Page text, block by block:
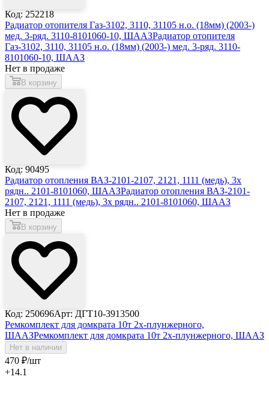
Код: 252218
Радиатор отопителя Газ-3102, 3110, 31105 н.о. (18мм) (2003-)
мед. 3-ряд. 3110-8101060-10, ШААЗРадиатор отопителя
Газ-3102, 3110, 31105 н.о. (18мм) (2003-) мед. 3-ряд. 3110-
8101060-10, ШААЗ
Нет в продаже
В корзину
Код: 90495
Радиатор отопления ВАЗ-2101-2107, 2121, 1111 (медь), 3х
рядн.. 2101-8101060, ШААЗРадиатор отопления ВАЗ-2101-
2107, 2121, 1111 (медь), 3х рядн.. 2101-8101060, ШААЗ
Нет в продаже
В корзину
Код: 250696Арт: ДГТ10-3913500
Ремкомплект для домкрата 10т 2х-плунжерного,
ШААЗРемкомплект для домкрата 10т 2х-плунжерного, ШААЗ
Нет в наличии
470 ₽/шт
+14.1